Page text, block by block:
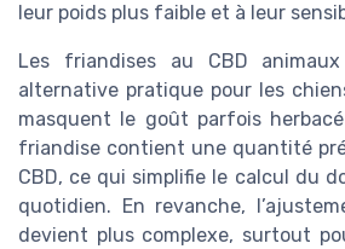
leur poids plus faible et à leur
Les friandises au CBD
alternative pratique pour les
masquent le goût parfois
friandise contient une quantité
CBD, ce qui simplifie le calcul du
quotidien. En revanche,
devient plus complexe, surtout